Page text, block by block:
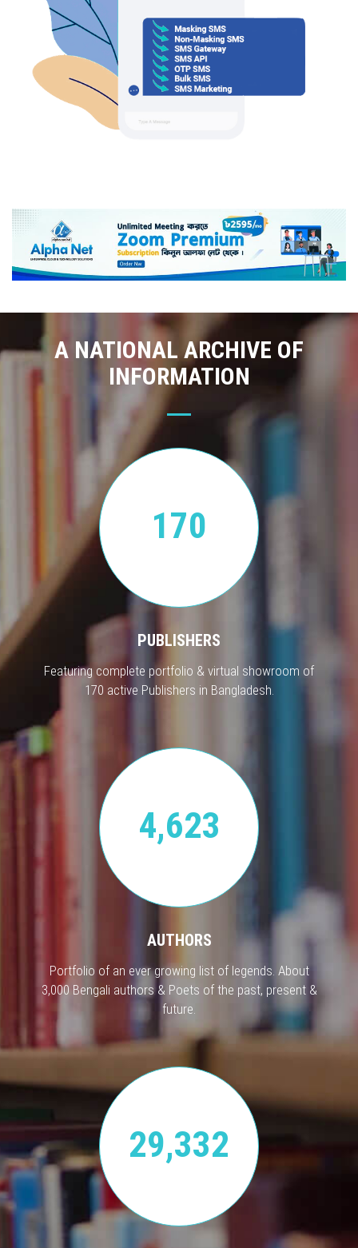
A NATIONAL ARCHIVE OF
INFORMATION
170
PUBLISHERS
Featuring complete portfolio & virtual showroom of
170 active Publishers in Bangladesh.
4,623
AUTHORS
Portfolio of an ever growing list of legends. About
3,000 Bengali authors & Poets of the past, present &
future.
29,332